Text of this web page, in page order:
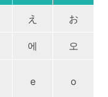
え お
에 오
e o